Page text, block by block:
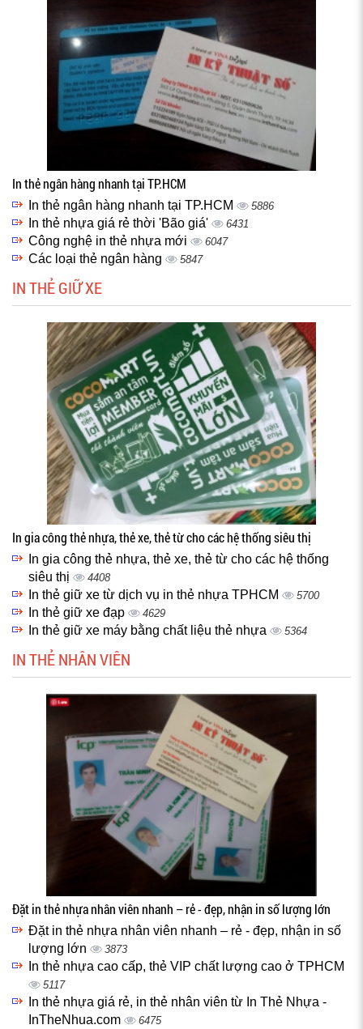
In thẻ ngân hàng nhanh tại TP.HCM
In thẻ ngân hàng nhanh tại TP.HCM 5886
In thẻ nhựa giá rẻ thời 'Bão giá' 6431
Công nghệ in thẻ nhựa mới 6047
Các loại thẻ ngân hàng 5847
IN THẺ GIỮ XE
In gia công thẻ nhựa, thẻ xe, thẻ từ cho các hệ thống siêu thị
In gia công thẻ nhựa, thẻ xe, thẻ từ cho các hệ thống
siêu thị
4408
In thẻ giữ xe từ dịch vụ in thẻ nhựa TPHCM 5700
In thẻ giữ xe đạp 4629
In thẻ giữ xe máy bằng chất liệu thẻ nhựa 5364
IN THẺ NHÂN VIÊN
Đặt in thẻ nhựa nhân viên nhanh – rẻ - đẹp, nhận in số lượng lớn
Đặt in thẻ nhựa nhân viên nhanh – rẻ - đẹp, nhận in số
lượng lớn
3873
In thẻ nhựa cao cấp, thẻ VIP chất lượng cao ở TPHCM
5117
In thẻ nhựa giá rẻ, in thẻ nhân viên từ In Thẻ Nhựa -
InTheNhua.com
6475